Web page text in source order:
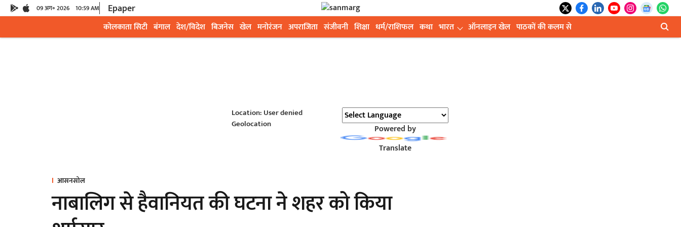
09 अग॰ 2026 10:59 AM Epaper
कोलकाता सिटी बंगाल देश/विदेश बिजनेस खेल मनोरंजन अपराजिता संजीवनी शिक्षा धर्म/राशिफल कथा भारत ऑनलाइन खेल पाठकों की कलम से
Location: User denied
Geolocation
Powered by
Translate
आसनसोल
नाबालिग से हैवानियत की घटना ने शहर को किया